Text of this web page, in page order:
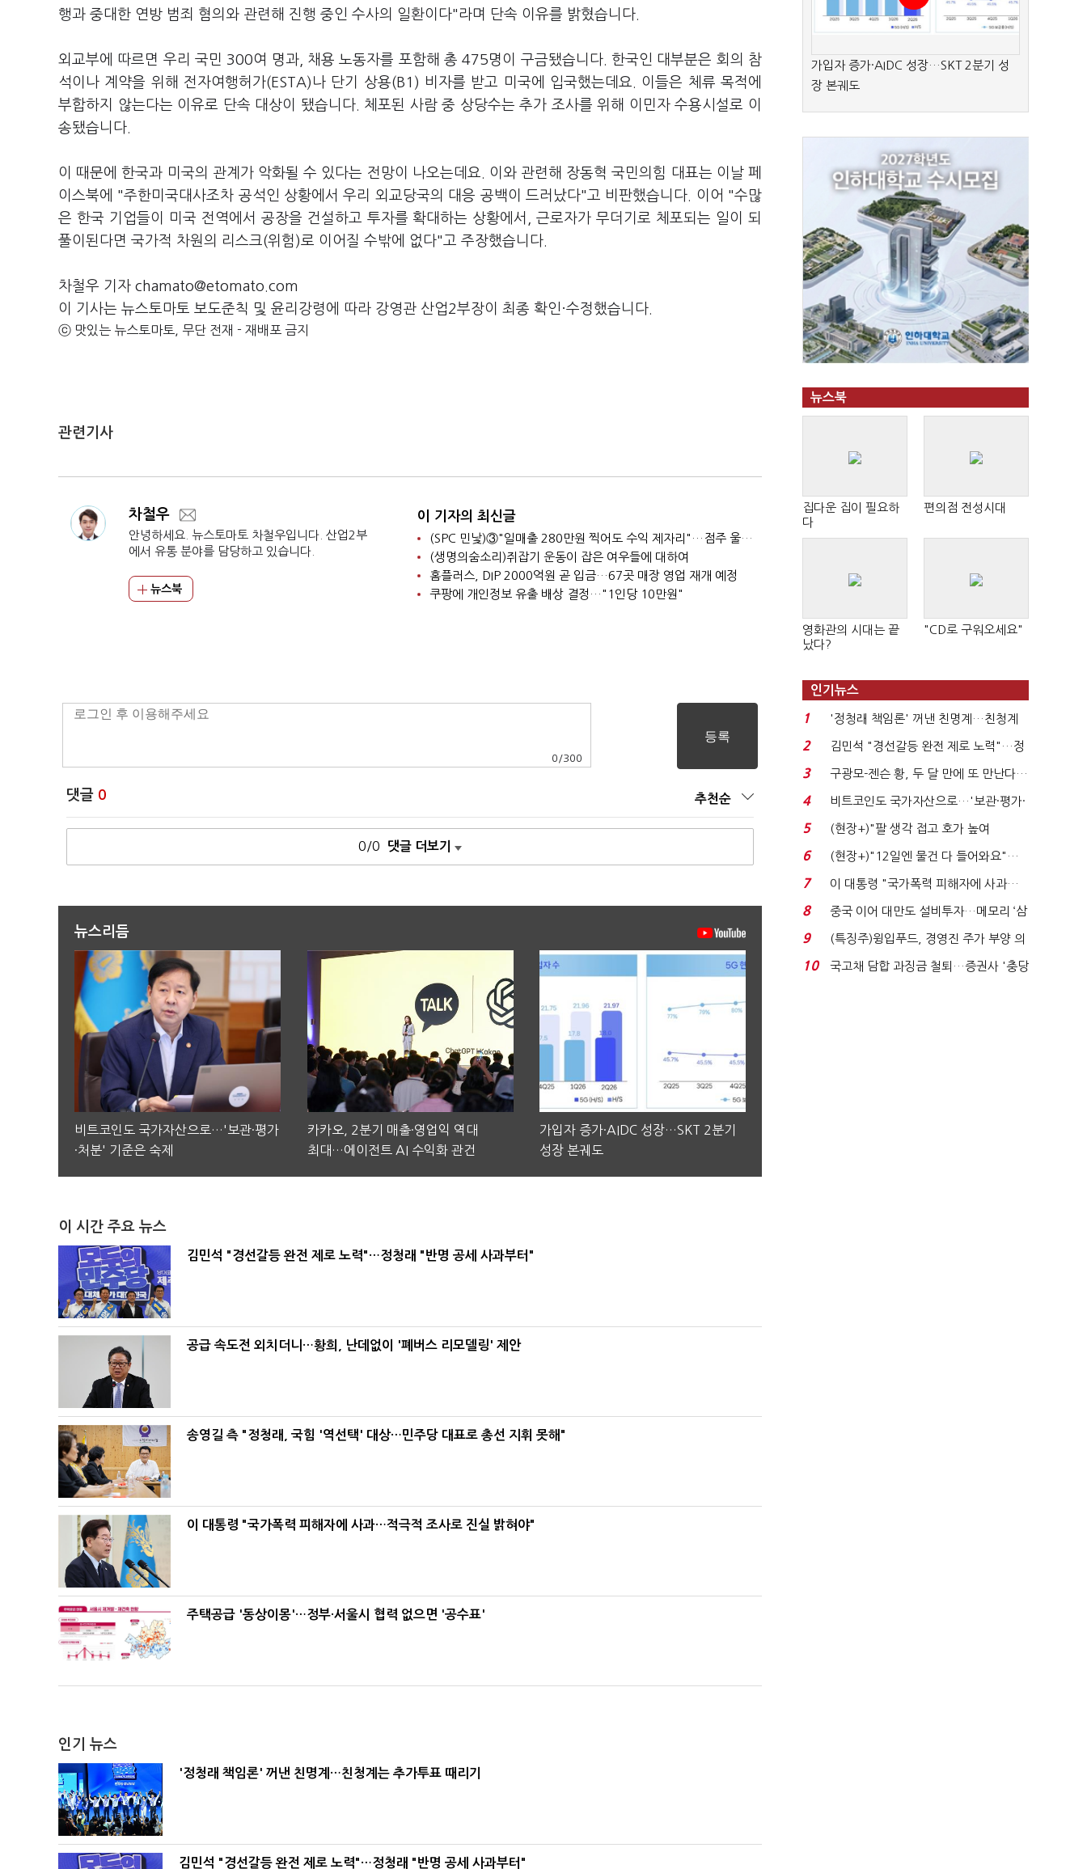
행과 중대한 연방 범죄 혐의와 관련해 진행 중인 수사의 일환이다"라며 단속 이유를 밝혔습니다.
외교부에 따르면 우리 국민 300여 명과, 채용 노동자를 포함해 총 475명이 구금됐습니다. 한국인 대부분은 회의 참
석이나 계약을 위해 전자여행허가(ESTA)나 단기 상용(B1) 비자를 받고 미국에 입국했는데요. 이들은 체류 목적에
부합하지 않는다는 이유로 단속 대상이 됐습니다. 체포된 사람 중 상당수는 추가 조사를 위해 이민자 수용시설로 이
송됐습니다.
이 때문에 한국과 미국의 관계가 악화될 수 있다는 전망이 나오는데요.
이와 관련해 장동혁 국민의힘 대표는 이날 페
이스북에 "주한미국대사조차 공석인 상황에서 우리 외교당국의 대응 공백이 드러났다"고 비판했습니다. 이어 "수많
은 한국 기업들이 미국 전역에서 공장을 건설하고 투자를 확대하는 상황에서, 근로자가 무더기로 체포되는 일이 되
풀이된다면 국가적 차원의 리스크(위험)로 이어질 수밖에 없다"고 주장했습니다.
차철우 기자 chamato@etomato.com
이 기사는 뉴스토마토 보도준칙 및 윤리강령에 따라 강영관 산업2부장이 최종 확인·수정했습니다.
ⓒ 맛있는 뉴스토마토, 무단 전재 - 재배포 금지
관련기사
차철우
안녕하세요. 뉴스토마토 차철우입니다. 산업2부
에서 유통 분야를 담당하고 있습니다.
뉴스북
이 기자의 최신글
(SPC 민낯)③"일매출 280만원 찍어도 수익 제자리"…점주 울리는 '상시 할인'
(생명의숨소리)쥐잡기 운동이 잡은 여우들에 대하여
홈플러스, DIP 2000억원 곧 입금…67곳 매장 영업 재개 예정
쿠팡에 개인정보 유출 배상 결정…"1인당 10만원"
0 /300
댓글 0 추천순
0/0 댓글 더보기
뉴스리듬
비트코인도 국가자산으로…'보관·평가
·처분' 기준은 숙제
카카오, 2분기 매출·영업익 역대
최대…에이전트 AI 수익화 관건
가입자 증가·AIDC 성장…SKT 2분기
성장 본궤도
이 시간 주요 뉴스
김민석 "경선갈등 완전 제로 노력"…정청래 "반명 공세 사과부터"
공급 속도전 외치더니…황희, 난데없이 '폐버스 리모델링' 제안
송영길 측 "정청래, 국힘 '역선택' 대상…민주당 대표로 총선 지휘 못해"
이 대통령 "국가폭력 피해자에 사과…적극적 조사로 진실 밝혀야"
주택공급 '동상이몽'…정부·서울시 협력 없으면 '공수표'
인기 뉴스
'정청래 책임론' 꺼낸 친명계…친청계는 추가투표 때리기
김민석 "경선갈등 완전 제로 노력"…정청래 "반명 공세 사과부터"
가입자 증가·AIDC 성장…SKT 2분기 성
장 본궤도
뉴스북
집다운 집이 필요하
다
편의점 전성시대
영화관의 시대는 끝
났다?
"CD로 구워오세요"
인기뉴스
1
'정청래 책임론' 꺼낸 친명계…친청계
는 추가투표 때리기...
2
김민석 "경선갈등 완전 제로 노력"…정
청래 "반명 공세 사...
3
구광모-젠슨 황, 두 달 만에 또 만난다…
로봇·AI 등 논...
4
비트코인도 국가자산으로…'보관·평가·
처분' 기준은 ...
5
(현장+)"팔 생각 접고 호가 높여
요"…'덜 똘똘한 한 채' 20...
6
(현장+)"12일엔 물건 다 들어와요"…
빈 매대 채우며 문 연 ...
7
이 대통령 "국가폭력 피해자에 사과…
적극적 조사로 진...
8
중국 이어 대만도 설비투자…메모리 ‘삼
국전쟁’
9
(특징주)윙입푸드, 경영진 주가 부양 의
지에 상한가...
10
국고채 담합 과징금 철퇴…증권사 '충당